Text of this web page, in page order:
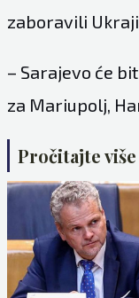
zaboravili
– Sarajevo će
za Mariupolj,
Pročitajte više